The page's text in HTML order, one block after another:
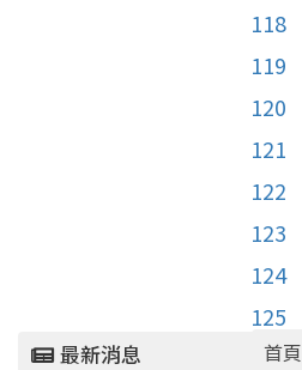
118
119
120
121
122
123
124
125
最新消息 首頁